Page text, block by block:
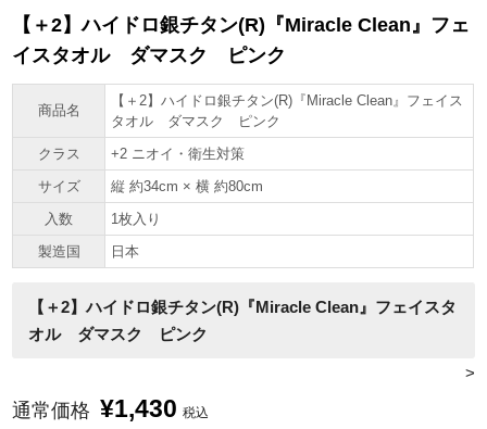
【＋2】ハイドロ銀チタン(R)『Miracle Clean』フェ
イスタオル ダマスク ピンク
商品名
【＋2】ハイドロ銀チタン(R)『Miracle Clean』フェイス
タオル ダマスク ピンク
クラス
+2 ニオイ・衛生対策
サイズ
縦 約34cm × 横 約80cm
入数
1枚入り
製造国
日本
【＋2】ハイドロ銀チタン(R)『Miracle Clean』フェイスタ
オル ダマスク ピンク
>
通常価格 ¥1,430 税込